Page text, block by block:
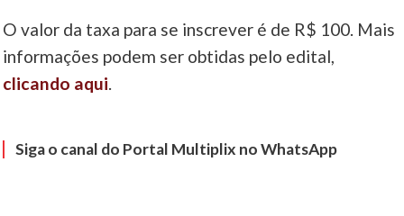
O valor da taxa para se inscrever é de R$ 100. Mais
informações podem ser obtidas pelo edital,
clicando aqui.
Siga o canal do Portal Multiplix no WhatsApp